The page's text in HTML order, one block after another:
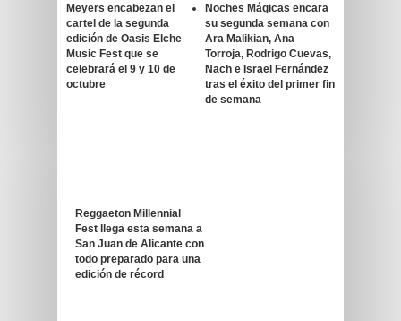
Meyers encabezan el
cartel de la segunda
edición de Oasis Elche
Music Fest que se
celebrará el 9 y 10 de
octubre
Noches Mágicas encara
su segunda semana con
Ara Malikian, Ana
Torroja, Rodrigo Cuevas,
Nach e Israel Fernández
tras el éxito del primer fin
de semana
Reggaeton Millennial
Fest llega esta semana a
San Juan de Alicante con
todo preparado para una
edición de récord